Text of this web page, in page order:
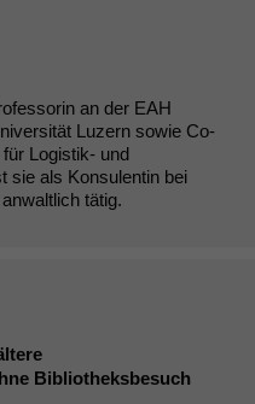
an der EAH
Luzern sowie Co-
Logistik- und
sie als Konsulentin bei
tätig.
Bibliotheksbesuch
Funktionalität
Einige
Funktionen auf
kann die
Website nicht